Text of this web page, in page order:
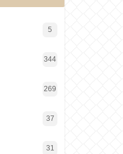
5
344
269
37
31